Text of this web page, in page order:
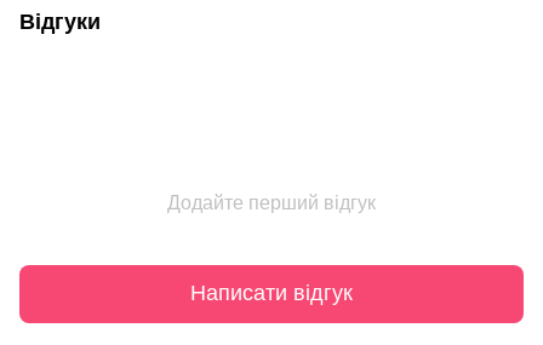
Відгуки
Додайте перший відгук
Написати відгук